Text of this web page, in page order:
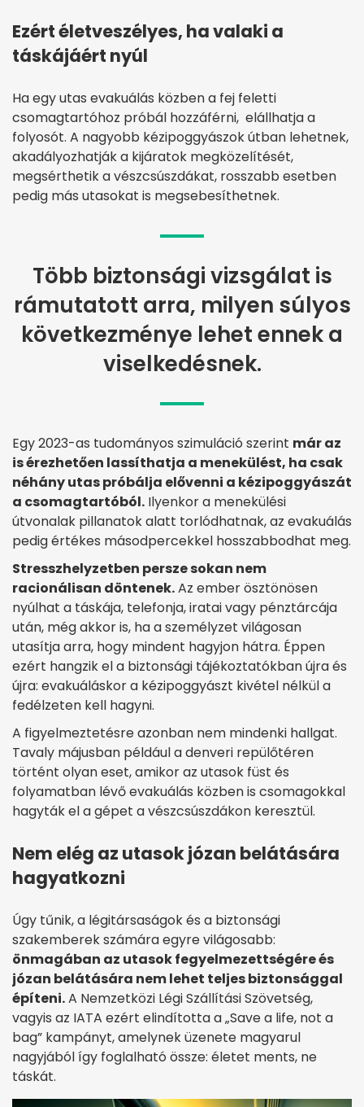
Ezért életveszélyes, ha valaki a
táskájáért nyúl
Ha egy utas evakuálás közben a fej feletti
csomagtartóhoz próbál hozzáférni, elállhatja a
folyosót. A nagyobb kézipoggyászok útban lehetnek,
akadályozhatják a kijáratok megközelítését,
megsérthetik a vészcsúszdákat, rosszabb esetben
pedig más utasokat is megsebesíthetnek.
Több biztonsági vizsgálat is
rámutatott arra, milyen súlyos
következménye lehet ennek a
viselkedésnek.
Egy 2023-as tudományos szimuláció szerint már az
is érezhetően lassíthatja a menekülést, ha csak
néhány utas próbálja elővenni a kézipoggyászát
a csomagtartóból. Ilyenkor a menekülési
útvonalak pillanatok alatt torlódhatnak, az evakuálás
pedig értékes másodpercekkel hosszabbodhat meg.
Stresszhelyzetben persze sokan nem
racionálisan döntenek.Az ember ösztönösen
nyúlhat a táskája, telefonja, iratai vagy pénztárcája
után, még akkor is, ha a személyzet világosan
utasítja arra, hogy mindent hagyjon hátra. Éppen
ezért hangzik el a biztonsági tájékoztatókban újra és
újra: evakuáláskor a kézipoggyászt kivétel nélkül a
fedélzeten kell hagyni.
A figyelmeztetésre azonban nem mindenki hallgat.
Tavaly májusban például a denveri repülőtéren
történt olyan eset, amikor az utasok füst és
folyamatban lévő evakuálás közben is csomagokkal
hagyták el a gépet a vészcsúszdákon keresztül.
Nem elég az utasok józan belátására
hagyatkozni
Úgy tűnik, a légitársaságok és a biztonsági
szakemberek számára egyre világosabb:
önmagában az utasok fegyelmezettségére és
józan belátására nem lehet teljes biztonsággal
építeni.A Nemzetközi Légi Szállítási Szövetség,
vagyis az IATA ezért elindította a „Save a life, not a
bag” kampányt, amelynek üzenete magyarul
nagyjából így foglalható össze: életet ments, ne
táskát.